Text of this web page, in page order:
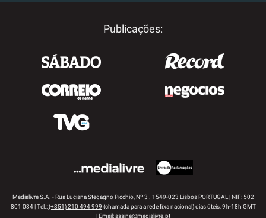
Publicações:
Medialivre S.A. - Rua Luciana Stegagno Picchio, Nº 3 . 1549-023 Lisboa PORTUGAL | NIF: 502
801 034 | Tel.:(+351) 210 494 999 (chamada para a rede fixa nacional) dias úteis, 9h-18h GMT
| Email:assine@medialivre.pt